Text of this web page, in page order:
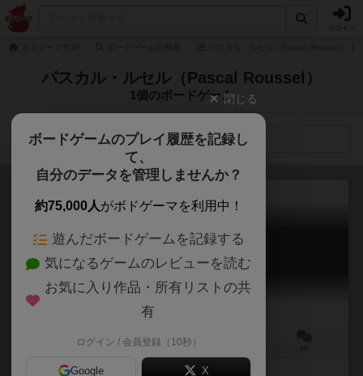
パスカル・ルセル（Pascal Roussel）
1個のボードゲーム
検索メニュー
パーフェクトアリバイ
Où étiez-vous?
15分前後
閉じる
ボードゲームのプレイ履歴を記録し
て、
自分のデータを管理しませんか？
約75,000人がボドゲーマを利用中！
遊んだボードゲームを記録する
気になるゲームのレビューを読む
お気に入り作品・所有リストの共
有
ログイン / 会員登録（10秒）
Google X